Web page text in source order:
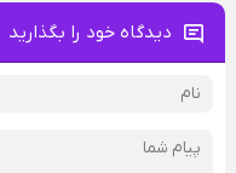
دیدگاه خود را بگذارید